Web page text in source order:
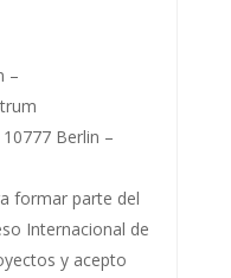
–
Berlin –
formar parte del
Internacional de
y acepto